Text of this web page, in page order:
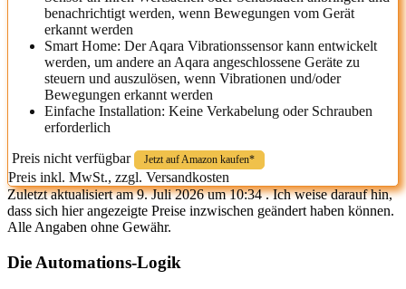
benachrichtigt werden, wenn Bewegungen vom Gerät
erkannt werden
Smart Home: Der Aqara Vibrationssensor kann entwickelt
werden, um andere an Aqara angeschlossene Geräte zu
steuern und auszulösen, wenn Vibrationen und/oder
Bewegungen erkannt werden
Einfache Installation: Keine Verkabelung oder Schrauben
erforderlich
Preis nicht verfügbar
Jetzt auf Amazon kaufen*
Preis inkl. MwSt., zzgl. Versandkosten
Zuletzt aktualisiert am 9. Juli 2026 um 10:34 . Ich weise darauf hin,
dass sich hier angezeigte Preise inzwischen geändert haben können.
Alle Angaben ohne Gewähr.
Die Automations-Logik